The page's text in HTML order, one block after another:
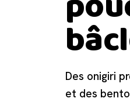
Des onigiri
et des